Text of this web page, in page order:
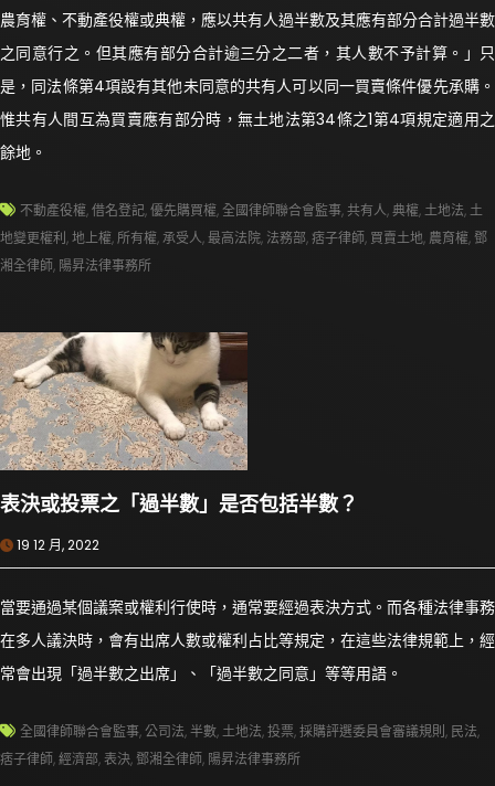
農育權、不動產役權或典權，應以共有人過半數及其應有部分合計過半數
之同意行之。但其應有部分合計逾三分之二者，其人數不予計算。」只
是，同法條第4項設有其他未同意的共有人可以同一買賣條件優先承購。
惟共有人間互為買賣應有部分時，無土地法第34條之1第4項規定適用之
餘地。
不動產役權,借名登記,優先購買權,全國律師聯合會監事,共有人,典權,土地法,土
地變更權利 ,地上權,所有權, 承受人,最高法院, 法務部,痞子律師, 買賣土地, 農育權, 鄧
湘全律師, 陽昇法律事務所
表決或投票之「過半數」是否包括半數？
19 12 月, 2022
當要通過某個議案或權利行使時，通常要經過表決方式。而各種法律事務
在多人議決時，會有出席人數或權利占比等規定，在這些法律規範上，經
常會出現「過半數之出席」、「過半數之同意」等等用語。
全國律師聯合會監事,公司法,半數,土地法,投票,採購評選委員會審議規則, 民法,
痞子律師,經濟部, 表決, 鄧湘全律師, 陽昇法律事務所